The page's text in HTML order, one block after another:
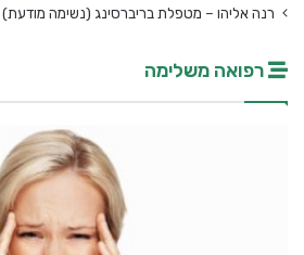
רנה אליהו – מטפלת בריברסינג (נשימה מודעת)
רפואה משלימה